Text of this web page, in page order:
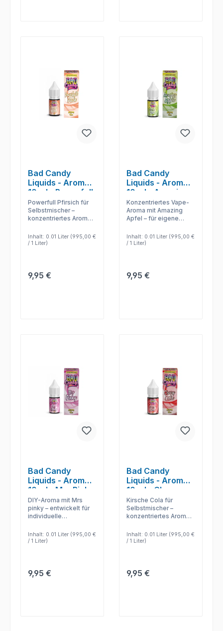
Bad Candy
Liquids - Aromen
10 ml - Powerfull
Peach
Powerfull Pfirsich für
Selbstmischer –
konzentriertes Aroma
Kombination mit Base
und Nikotinshot.
Inhalt: 0.01 Liter (995,00 €
/ 1 Liter)
Regulärer Preis:
9,95 €
Bad Candy
Liquids - Aromen
10 ml - Amazing
Apple
Konzentriertes Vape-
Aroma mit Amazing
Apfel – für eigene
präzise
Geschmacksabstimmu
Inhalt: 0.01 Liter (995,00 €
/ 1 Liter)
Regulärer Preis:
9,95 €
Bad Candy
Liquids - Aromen
10 ml - Mrs Pinky
DIY-Aroma mit Mrs
pinky – entwickelt für
individuelle
kontrollierte
Aromastärke.
Inhalt: 0.01 Liter (995,00 €
/ 1 Liter)
Regulärer Preis:
9,95 €
Bad Candy
Liquids - Aromen
10 ml - Cherry
Cola
Kirsche Cola für
Selbstmischer –
konzentriertes Aroma
Kombination mit Base
und Nikotinshot.
Inhalt: 0.01 Liter (995,00 €
/ 1 Liter)
Regulärer Preis:
9,95 €